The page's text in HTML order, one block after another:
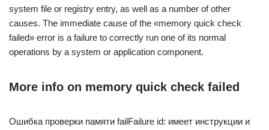
system file or registry entry, as well as a number of other
causes. The immediate cause of the «memory quick check
failed» error is a failure to correctly run one of its normal
operations by a system or application component.
More info on memory quick check failed
Ошибка проверки памяти failFailure id: имеет инструкции и